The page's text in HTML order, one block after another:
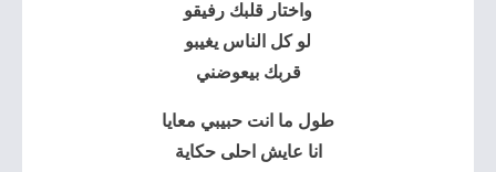
واختار قلبك رفيقو
لو كل الناس يغيبو
قربك بيعوضني
طول ما انت حبيبي معايا
انا عايش احلى حكاية